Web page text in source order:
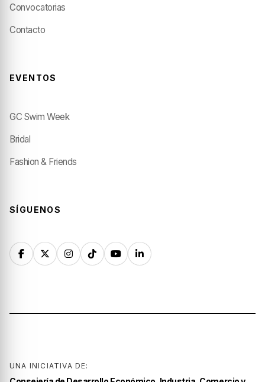
Convocatorias
Contacto
EVENTOS
GC Swim Week
Bridal
Fashion & Friends
SÍGUENOS
UNA INICIATIVA DE: